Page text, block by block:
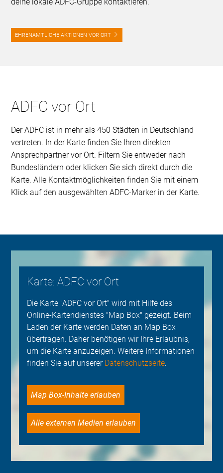
deine lokale ADFC-Gruppe kontaktieren.
EHRENAMTLICHE AKTIONEN VOR ORT
ADFC vor Ort
Der ADFC ist in mehr als 450 Städten in Deutschland
vertreten. In der Karte finden Sie Ihren direkten
Ansprechpartner vor Ort. Filtern Sie entweder nach
Bundesländern oder klicken Sie sich direkt durch die
Karte. Alle Kontaktmöglichkeiten finden Sie mit einem
Klick auf den ausgewählten ADFC-Marker in der Karte.
Karte: ADFC vor Ort
Die Karte "ADFC vor Ort" wird mit Hilfe des
Online-Kartendienstes "Map Box" gezeigt. Beim
Laden der Karte werden Daten an Map Box
übertragen. Daher benötigen wir Ihre Erlaubnis,
um die Karte anzuzeigen. Weitere Informationen
finden Sie auf unserer Datenschutzseite.
Map Box-Inhalte erlauben
Alle externen Medien erlauben